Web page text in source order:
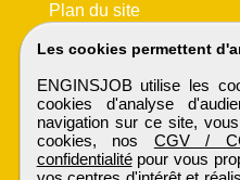
Les cookies permettent
ENGINSJOB utilise les
cookies d'analyse
navigation sur ce site,
cookies, nos CGV /
confidentialitépour vous
Plan du site